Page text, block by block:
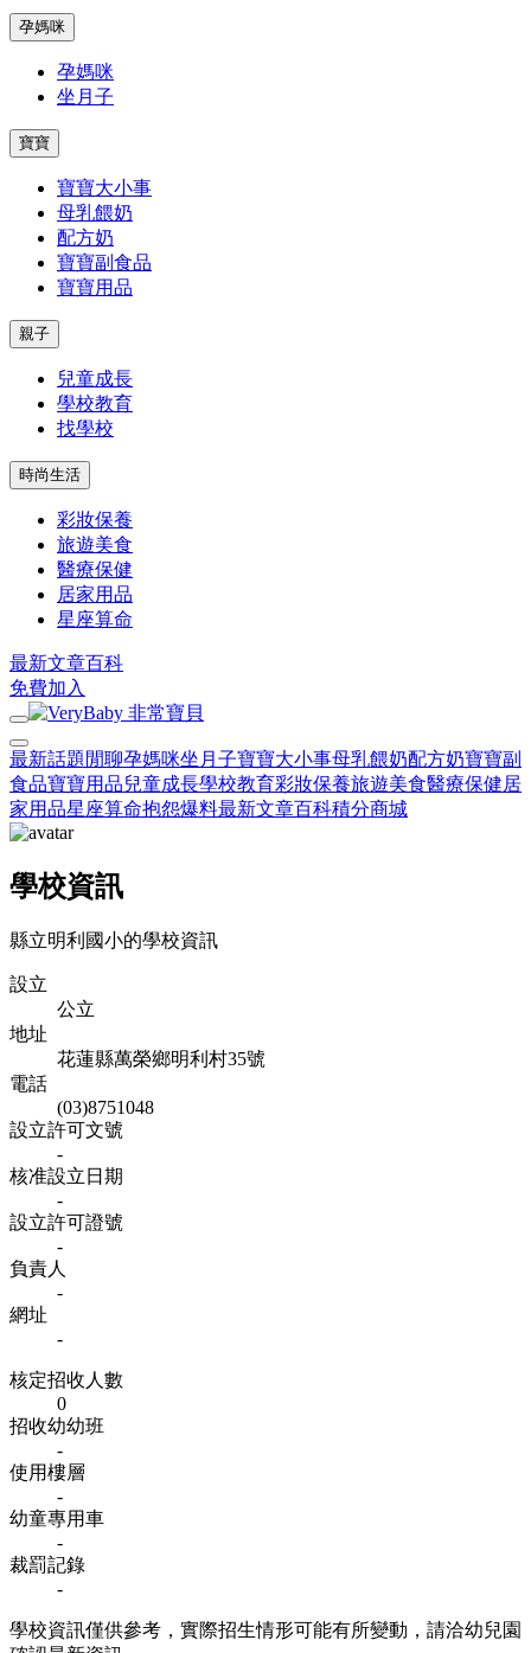
孕媽咪
孕媽咪
坐月子
寶寶
寶寶大小事
母乳餵奶
配方奶
寶寶副食品
寶寶用品
親子
兒童成長
學校教育
找學校
時尚生活
彩妝保養
旅遊美食
醫療保健
居家用品
星座算命
最新文章百科
免費加入
最新話題 閒聊孕媽咪坐月子寶寶大小事母乳餵奶配方奶寶寶副
食品寶寶用品兒童成長學校教育彩妝保養旅遊美食醫療保健居
家用品星座算命抱怨爆料最新文章百科積分商城
學校資訊
縣立明利國小的學校資訊
設立
公立
地址
花蓮縣萬榮鄉明利村35號
電話
(03)8751048
設立許可文號
-
核准設立日期
-
設立許可證號
-
負責人
-
網址
-
核定招收人數
0
招收幼幼班
-
使用樓層
-
幼童專用車
-
裁罰記錄
-
學校資訊僅供參考，實際招生情形可能有所變動，請洽幼兒園